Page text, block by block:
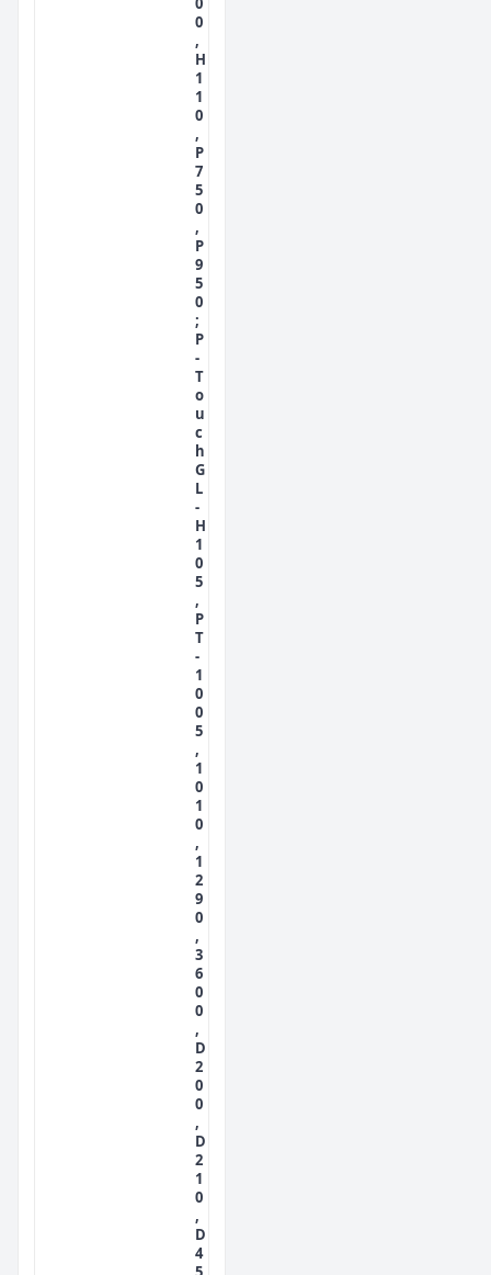
0
,
H
1
1
0
,
P
7
5
0
,
P
9
5
0
;
P
-
T
o
u
c
h
G
L
-
H
1
0
5
,
P
T
-
1
0
0
5
,
1
0
1
0
,
1
2
9
0
,
3
6
0
0
,
D
2
0
0
,
D
2
1
0
,
D
4